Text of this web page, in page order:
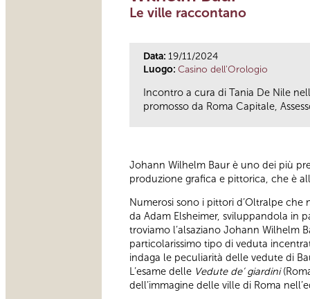
Le ville raccontano
Data: 19/11/2024
Luogo: Casino dell'Orologio
Incontro a cura di Tania De Nile
promosso da Roma Capitale,
Johann Wilhelm Baur è uno dei più
produzione grafica e pittorica, che è
Numerosi sono i pittori d’Oltralpe
da Adam Elsheimer, sviluppandola in
troviamo l’alsaziano Johann Wilhelm
particolarissimo tipo di veduta
indaga le peculiarità delle vedute di
L’esame delle Vedute de’ giardini
dell’immagine delle ville di Roma